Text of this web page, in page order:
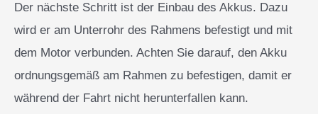
Der nächste Schritt ist der Einbau des Akkus. Dazu
wird er am Unterrohr des Rahmens befestigt und mit
dem Motor verbunden. Achten Sie darauf, den Akku
ordnungsgemäß am Rahmen zu befestigen, damit er
während der Fahrt nicht herunterfallen kann.